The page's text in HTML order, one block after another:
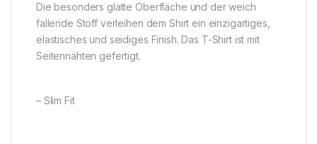
Die besonders glatte Oberfläche und der weich
fallende Stoff verleihen dem Shirt ein einzigartiges,
elastisches und seidiges Finish. Das T-Shirt ist mit
Seitennähten gefertigt.
– Slim Fit